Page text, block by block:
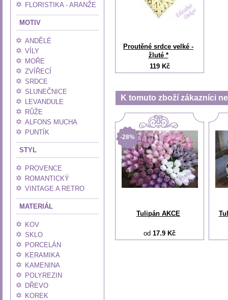
FLORISTIKA - ARANŽE
MOTIV
ANDĚLÉ
VÍLY
MOŘE
ZVÍŘECÍ
SRDCE
SLUNEČNICE
LEVANDULE
RŮŽE
ALFONS MUCHA
PUNTÍK
STYL
PROVENCE
ROMANTICKÝ
VINTAGE A RETRO
MATERIÁL
KOV
SKLO
PORCELÁN
KERAMIKA
KAMENINA
POLYREZIN
DŘEVO
KOREK
Proutěné srdce velké -
žluté *
119 Kč
K tomuto zboží zákazníci
-28%
Tulipán AKCE
od 17.9 Kč